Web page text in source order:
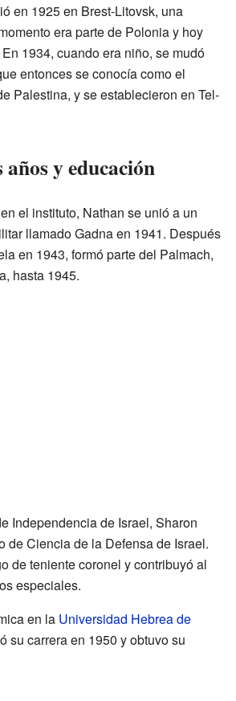
en 1925 en Brest-Litovsk, una
era parte de Polonia y hoy
1934, cuando era niño, se mudó
entonces se conocía como el
Palestina, y se establecieron en Tel-
y educación
el instituto, Nathan se unió a un
llamado Gadna en 1941. Después
en 1943, formó parte del Palmach,
hasta 1945.
Independencia de Israel, Sharon
de Ciencia de la Defensa de Israel.
de teniente coronel y contribuyó al
especiales.
en la Universidad Hebrea de
su carrera en 1950 y obtuvo su